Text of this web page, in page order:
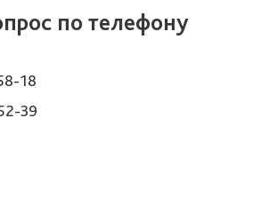
по телефону
18
39